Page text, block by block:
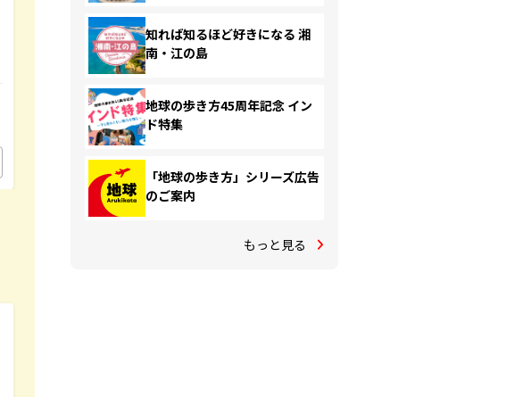
知れば知るほど好きになる 湘
南・江の島
地球の歩き方45周年記念 イン
ド特集
「地球の歩き方」シリーズ広告
のご案内
もっと見る